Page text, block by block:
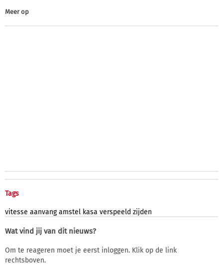
Meer op
Tags
vitesse aanvang amstel kasa verspeeld zijden
Wat vind jij van dit nieuws?
Om te reageren moet je eerst inloggen. Klik op de link
rechtsboven.